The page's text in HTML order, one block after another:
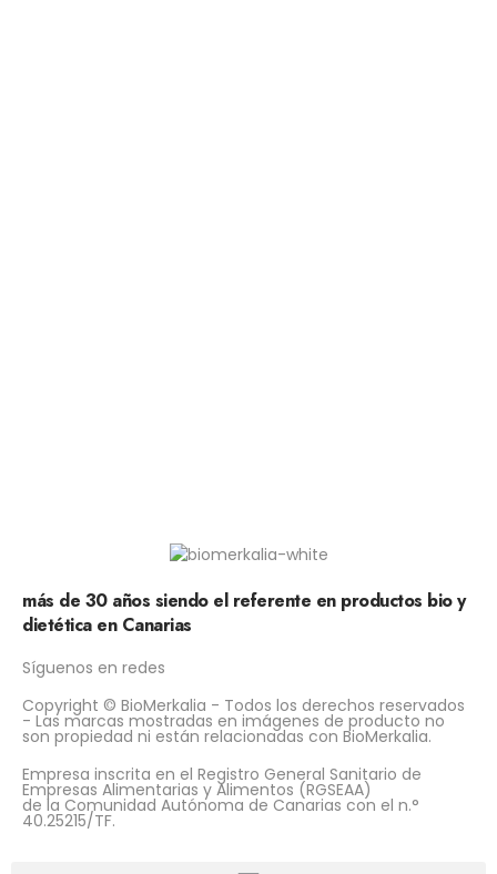
más de 30 años siendo el referente en productos bio y
dietética en Canarias
Síguenos en redes
Copyright © BioMerkalia - Todos los derechos reservados
- Las marcas mostradas en imágenes de producto no
son propiedad ni están relacionadas con BioMerkalia.
Empresa inscrita en el Registro General Sanitario de
Empresas Alimentarias y Alimentos (RGSEAA)
de la Comunidad Autónoma de Canarias con el n.°
40.25215/TF.